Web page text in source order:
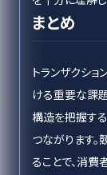
まとめ
トランザクシ
ける重要な課
構造を把握す
つながります
ることで、消